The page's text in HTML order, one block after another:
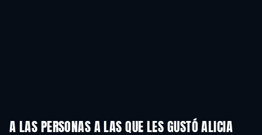
A LAS PERSONAS A LAS QUE LES GUSTÓ ALICIA